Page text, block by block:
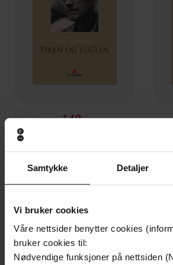
Samtykke Detaljer
Vi bruker cookies
Våre nettsider benytter cookies
bruker cookies til:
Nødvendige funksjoner på nettsiden
149,-
Finn Carling
Andre har også kjøpt
Premium